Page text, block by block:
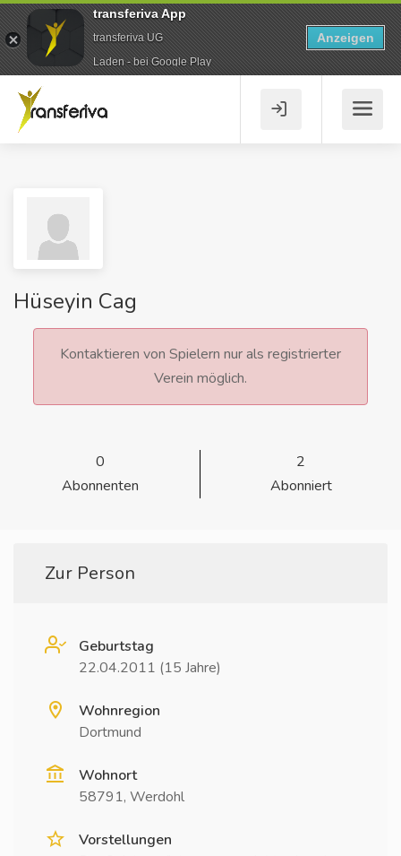
Hüseyin Cag
Kontaktieren von Spielern nur als registrierter
Verein möglich.
0
Abonnenten
2
Abonniert
Zur Person
Geburtstag
22.04.2011 (15 Jahre)
Wohnregion
Dortmund
Wohnort
58791, Werdohl
Vorstellungen
transferiva App
transferiva UG
Laden - bei Google Play
Anzeigen